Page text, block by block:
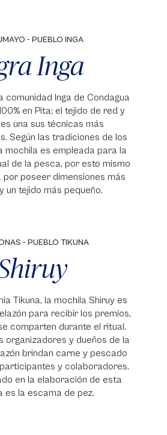
- PUEBLO INGA
Inga
comunidad Inga de Condagua
en Pita; el tejido de red y
una sus técnicas más
Según las tradiciones de los
mochila es empleada para la
de la pesca, por esto mismo
poseer dimensiones más
un tejido más pequeño.
- PUEBLO TIKUNA
Tikuna, la mochila Shiruy es
para recibir los premios,
comparten durante el ritual.
organizadores y dueños de la
brindan carne y pescado
y colaboradores.
en la elaboración de esta
es la escama de pez.